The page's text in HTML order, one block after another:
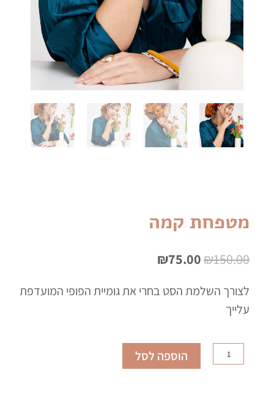
מטפחת קמה
₪150.00
המקורי
₪150.00.
₪75.00
הנוכחי
₪75.00.
לצורך השלמת הסט בחרי את גומיית הפופי המועדפת
עלייך
כמות
הוספה לסל